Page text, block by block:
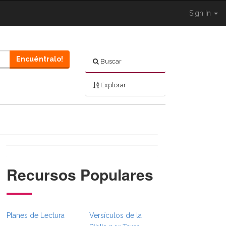
Sign In
Buscar
Explorar
Encuéntralo!
}} }}
Recursos Populares
Planes de Lectura
Versículos de la